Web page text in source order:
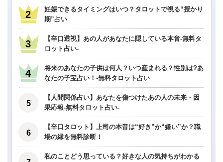
妊娠できるタイミングはいつ？タロットで視る“授かり
期”占い
【辛口透視】あの人があなたに隠している本音-無料タ
ロット占い-
将来のあなたの子供は何人？いつ産まれる？性別は?あ
なたの子宝占い！-無料タロット占い
【人間関係占い】あなたを傷つけたあの人の未来・因
果応報-無料タロット占い-
【辛口タロット】上司の本音は“好き”か“嫌い”か？職
場の縁を無料診断！
私のことどう思っている？好きな人の気持ちがわかる